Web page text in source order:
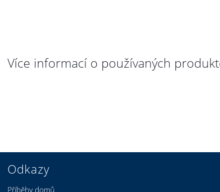
Více informací o používaných
Odkazy
Příběhy domů